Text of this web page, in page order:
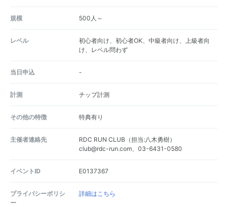
規模 500人～
レベル
初心者向け、初心者OK、中級者向け、上級者向
け、レベル問わず
当日申込 -
計測 チップ計測
その他の特徴 特典有り
主催者連絡先
RDC RUN CLUB（担当:八木勇樹）
club@rdc-run.com、03-6431-0580
イベントID E0137367
プライバシーポリシ
ー
詳細はこちら